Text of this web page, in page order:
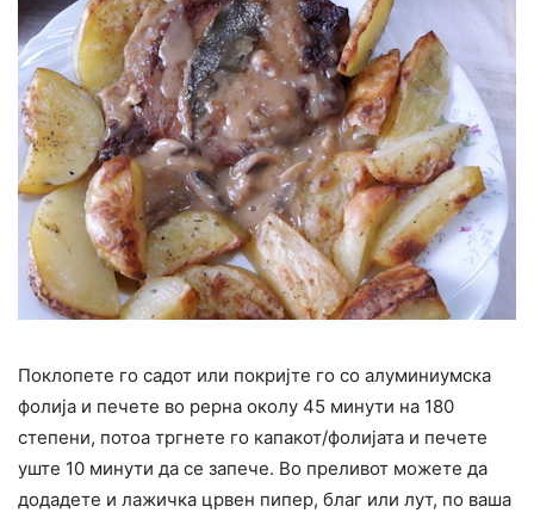
Поклопете го садот или покријте го со алуминиумска
фолија и печете во рерна околу 45 минути на 180
степени, потоа тргнете го капакот/фолијата и печете
уште 10 минути да се запече. Во преливот можете да
додадете и лажичка црвен пипер, благ или лут, по ваша